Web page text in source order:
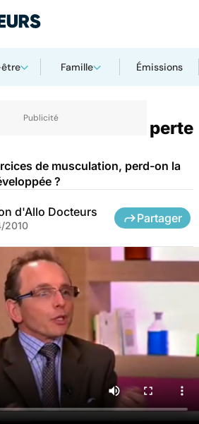
Famille Émissions
musculaire : une perte
de musculation, perd-on la
?
d'Allo Docteurs
2010
Partager